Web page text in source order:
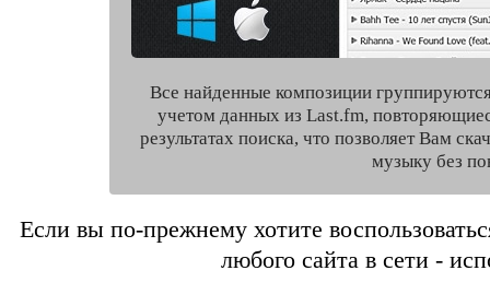
Все найденные композиции
учетом данных из Last.fm,
результатах поиска, что позволяет Вам
музыку без
Если вы по-прежнему хотите
любого сайта в сети -